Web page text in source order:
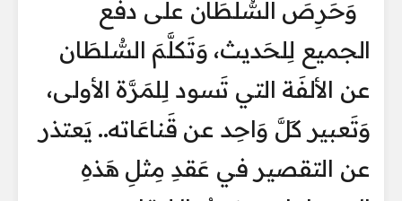
وَحَرِصَ السُّلطَان على دفع
الجميع لِلحَديث، وَتَكلَّمَ السُّلطَان
عن الألفَة التي تَسود لِلمَرَّة الأولى،
وَتَعبير كَلَّ وَاحِد عن قَناعَاته.. يَعتذر
عن التقصير في عَقدِ مِثلِ هَذهِ